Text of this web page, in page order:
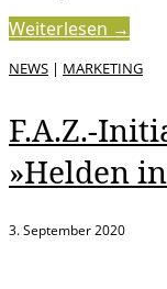
Weiterlesen →
NEWS | MARKETING
F.A.Z.-
»Helden
3. September 2020